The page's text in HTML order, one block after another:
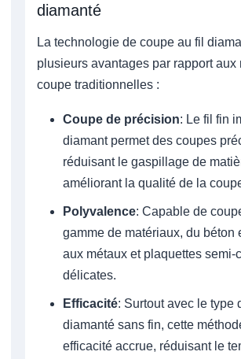
diamanté
La technologie de coupe au fil
plusieurs avantages par rapport aux
coupe traditionnelles :
Coupe de précision: Le fil fin
diamant permet des coupes
réduisant le gaspillage de
améliorant la qualité de la
Polyvalence: Capable de
gamme de matériaux, du béton
aux métaux et plaquettes semi-
délicates.
Efficacité: Surtout avec le type
diamanté sans fin, cette
efficacité accrue, réduisant le